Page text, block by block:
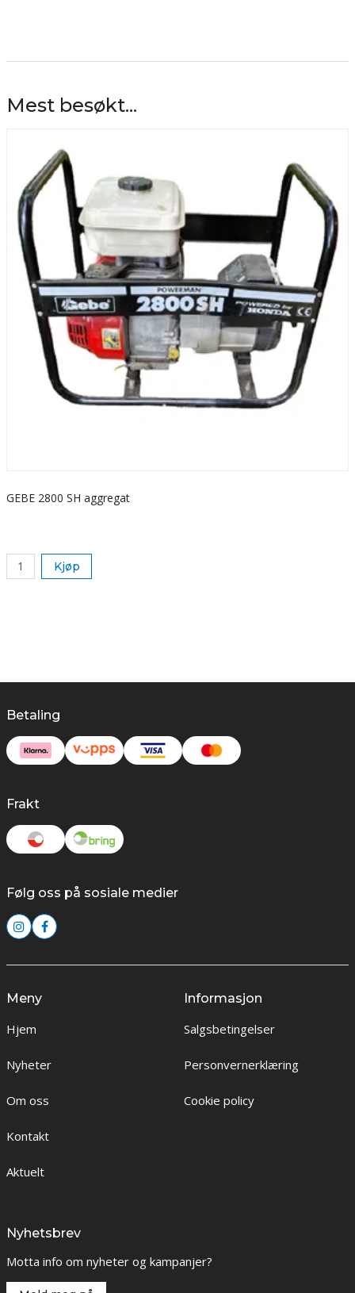
Mest besøkt...
GEBE 2800 SH aggregat
Kjøp
Betaling
Frakt
Følg oss på sosiale medier
Meny
Hjem
Nyheter
Om oss
Kontakt
Aktuelt
Informasjon
Salgsbetingelser
Personvernerklæring
Cookie policy
Nyhetsbrev
Motta info om nyheter og kampanjer?